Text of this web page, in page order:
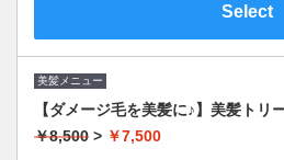
Select
美髪メニュー
【ダメージ毛を美髪に♪】美髪トリ
￥8,500 > ￥7,500